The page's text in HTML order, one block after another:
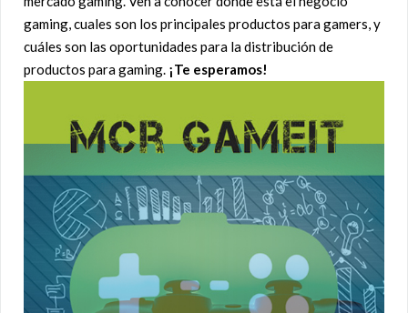
gaming, cuales son los principales productos para gamers, y
cuáles son las oportunidades para la distribución de
productos para gaming. ¡Te esperamos!